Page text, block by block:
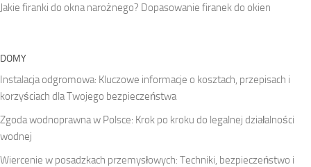
Jakie firanki do okna narożnego? Dopasowanie firanek do okien
DOMY
Instalacja odgromowa: Kluczowe informacje o kosztach, przepisach i
korzyściach dla Twojego bezpieczeństwa
Zgoda wodnoprawna w Polsce: Krok po kroku do legalnej działalności
wodnej
Wiercenie w posadzkach przemysłowych: Techniki, bezpieczeństwo i